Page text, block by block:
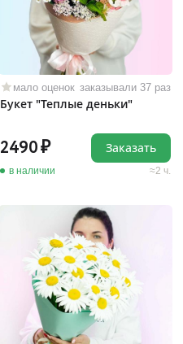
мало оценок заказывали 37 раз
Букет "Теплые деньки"
2490
в наличии 2 ч.
Заказать